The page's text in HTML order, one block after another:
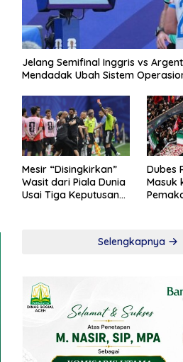
Jelang Semifinal Inggris vs
Mendadak Ubah Sistem
Mesir “Disingkirkan”
Wasit dari Piala Dunia
Usai Tiga Keputusan
Dubes
Masuk
Selengkapnya